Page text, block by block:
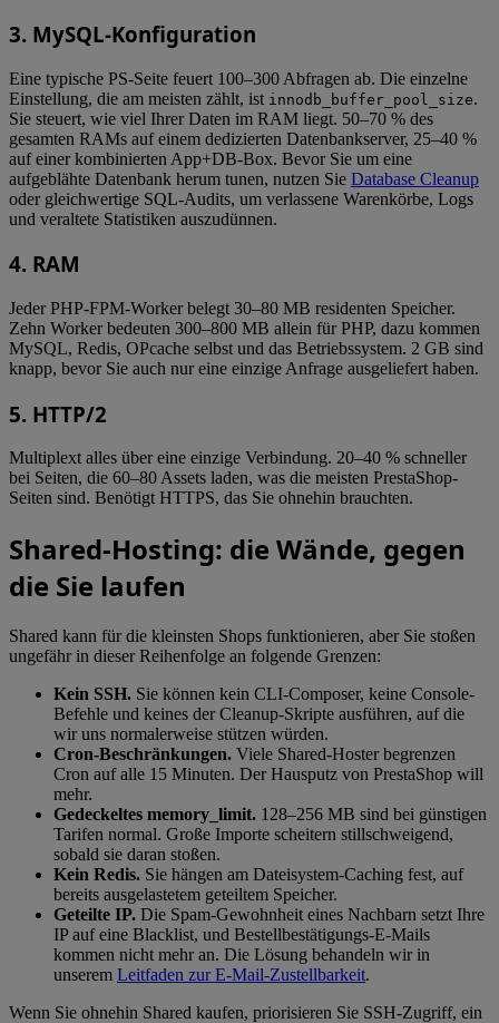
3. MySQL-Konfiguration
Eine typische PS-Seite feuert 100–300 Abfragen ab. Die einzelne
Einstellung, die am meisten zählt, ist innodb_buffer_pool_size.
Sie steuert, wie viel Ihrer Daten im RAM liegt. 50–70 % des
gesamten RAMs auf einem dedizierten Datenbankserver, 25–40 %
auf einer kombinierten App+DB-Box. Bevor Sie um eine
aufgeblähte Datenbank herum tunen, nutzen Sie Database Cleanup
oder gleichwertige SQL-Audits, um verlassene Warenkörbe, Logs
und veraltete Statistiken auszudünnen.
4. RAM
Jeder PHP-FPM-Worker belegt 30–80 MB residenten Speicher.
Zehn Worker bedeuten 300–800 MB allein für PHP, dazu kommen
MySQL, Redis, OPcache selbst und das Betriebssystem. 2 GB sind
knapp, bevor Sie auch nur eine einzige Anfrage ausgeliefert haben.
5. HTTP/2
Multiplext alles über eine einzige Verbindung. 20–40 % schneller
bei Seiten, die 60–80 Assets laden, was die meisten PrestaShop-
Seiten sind. Benötigt HTTPS, das Sie ohnehin brauchten.
Shared-Hosting: die Wände, gegen
die Sie laufen
Shared kann für die kleinsten Shops funktionieren, aber Sie stoßen
ungefähr in dieser Reihenfolge an folgende Grenzen:
Kein SSH. Sie können kein CLI-Composer, keine Console-
Befehle und keines der Cleanup-Skripte ausführen, auf die
wir uns normalerweise stützen würden.
Cron-Beschränkungen. Viele Shared-Hoster begrenzen
Cron auf alle 15 Minuten. Der Hausputz von PrestaShop will
mehr.
Gedeckeltes memory_limit. 128–256 MB sind bei günstigen
Tarifen normal. Große Importe scheitern stillschweigend,
sobald sie daran stoßen.
Kein Redis. Sie hängen am Dateisystem-Caching fest, auf
bereits ausgelastetem geteiltem Speicher.
Geteilte IP. Die Spam-Gewohnheit eines Nachbarn setzt Ihre
IP auf eine Blacklist, und Bestellbestätigungs-E-Mails
kommen nicht mehr an. Die Lösung behandeln wir in
unserem Leitfaden zur E-Mail-Zustellbarkeit.
Wenn Sie ohnehin Shared kaufen, priorisieren Sie SSH-Zugriff, ein